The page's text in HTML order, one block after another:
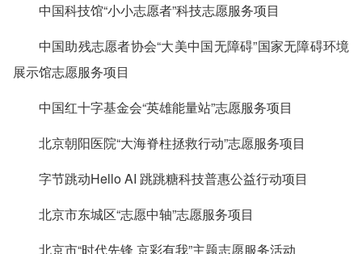
中国科技馆“小小志愿者”科技志愿服务项目
中国助残志愿者协会“大美中国无障碍”国家无障碍环境
展示馆志愿服务项目
中国红十字基金会“英雄能量站”志愿服务项目
北京朝阳医院“大海脊柱拯救行动”志愿服务项目
字节跳动Hello AI 跳跳糖科技普惠公益行动项目
北京市东城区“志愿中轴”志愿服务项目
北京市“时代先锋 京彩有我”主题志愿服务活动